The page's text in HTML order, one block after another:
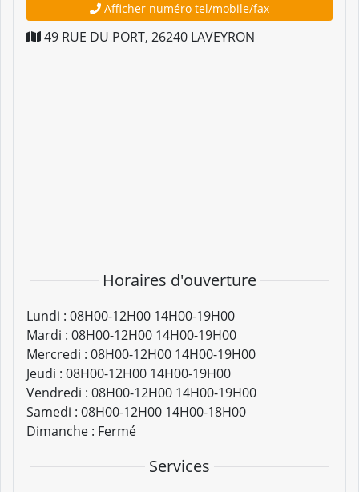
Afficher numéro tel/mobile/fax
49 RUE DU PORT, 26240 LAVEYRON
Horaires d'ouverture
Lundi : 08H00-12H00 14H00-19H00
Mardi : 08H00-12H00 14H00-19H00
Mercredi : 08H00-12H00 14H00-19H00
Jeudi : 08H00-12H00 14H00-19H00
Vendredi : 08H00-12H00 14H00-19H00
Samedi : 08H00-12H00 14H00-18H00
Dimanche : Fermé
Services